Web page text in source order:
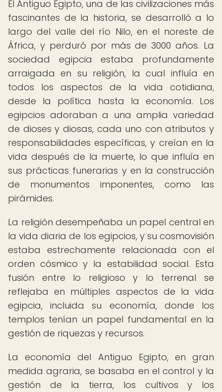
El Antiguo Egipto, una de las civilizaciones más
fascinantes de la historia, se desarrolló a lo
largo del valle del río Nilo, en el noreste de
África, y perduró por más de 3000 años. La
sociedad egipcia estaba profundamente
arraigada en su religión, la cual influía en
todos los aspectos de la vida cotidiana,
desde la política hasta la economía. Los
egipcios adoraban a una amplia variedad
de dioses y diosas, cada uno con atributos y
responsabilidades específicas, y creían en la
vida después de la muerte, lo que influía en
sus prácticas funerarias y en la construcción
de monumentos imponentes, como las
pirámides.
La religión desempeñaba un papel central en
la vida diaria de los egipcios, y su cosmovisión
estaba estrechamente relacionada con el
orden cósmico y la estabilidad social. Esta
fusión entre lo religioso y lo terrenal se
reflejaba en múltiples aspectos de la vida
egipcia, incluida su economía, donde los
templos tenían un papel fundamental en la
gestión de riquezas y recursos.
La economía del Antiguo Egipto, en gran
medida agraria, se basaba en el control y la
gestión de la tierra, los cultivos y los